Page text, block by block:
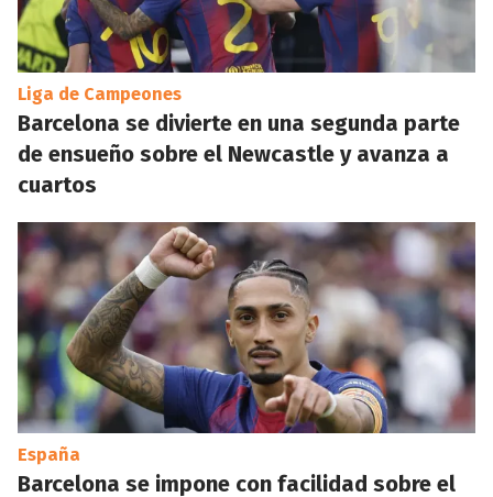
Liga de Campeones
Barcelona se divierte en una segunda parte
de ensueño sobre el Newcastle y avanza a
cuartos
España
Barcelona se impone con facilidad sobre el